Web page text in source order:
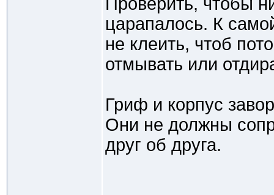
царапалось. К
не клеить, чтоб
отмывать или
Гриф и корпус
Они не должны
друг об друга.